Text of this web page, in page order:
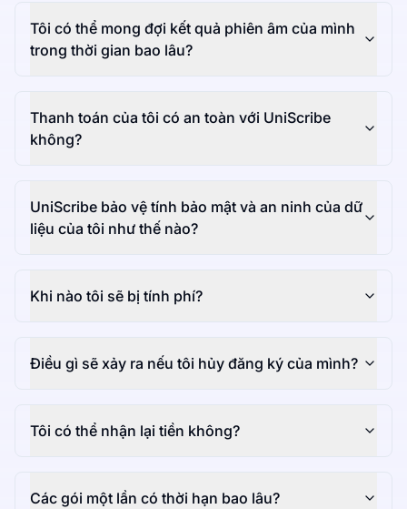
Tôi có thể mong đợi kết quả phiên âm của mình
trong thời gian bao lâu?
Thanh toán của tôi có an toàn với UniScribe
không?
UniScribe bảo vệ tính bảo mật và an ninh của dữ
liệu của tôi như thế nào?
Khi nào tôi sẽ bị tính phí?
Điều gì sẽ xảy ra nếu tôi hủy đăng ký của mình?
Tôi có thể nhận lại tiền không?
Các gói một lần có thời hạn bao lâu?